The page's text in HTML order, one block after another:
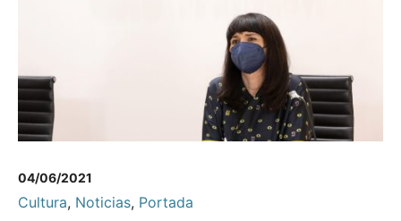
04/06/2021
Cultura, Noticias, Portada